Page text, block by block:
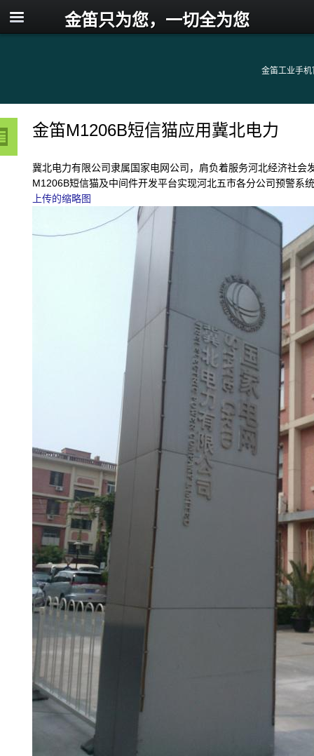
金笛工业手机
金笛只为您，一切全为您
金笛M1206B短信猫应用冀北电力
冀北电力有限公司隶属国家电网公司，肩负着服务河北经济社
M1206B短信猫及中间件开发平台实现河北五市各分公司预警系
上传的缩略图